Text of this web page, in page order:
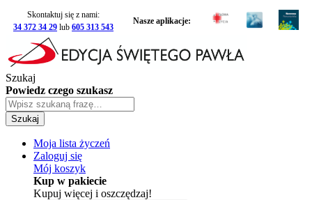
Skontaktuj się z nami:
34 372 34 29 lub 605 313 543
Nasze aplikacje:
Szukaj
Powiedz czego szukasz
Szukaj
Moja lista życzeń
Zaloguj się
Mój koszyk
Kup w pakiecie
Kupuj więcej i oszczędzaj!